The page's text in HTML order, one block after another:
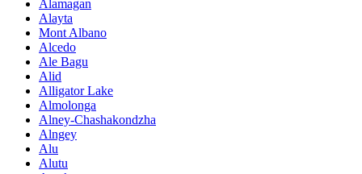
Alamagan
Alayta
Mont Albano
Alcedo
Ale Bagu
Alid
Alligator Lake
Almolonga
Alney-Chashakondzha
Alngey
Alu
Alutu